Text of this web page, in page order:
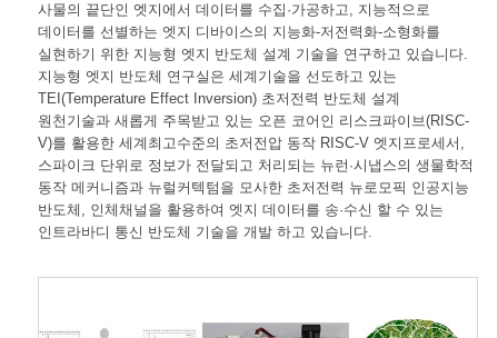
사물의 끝단인 엣지에서 데이터를 수집·가공하고, 지능적으로
데이터를 선별하는 엣지 디바이스의 지능화-저전력화-소형화를
실현하기 위한 지능형 엣지 반도체 설계 기술을 연구하고 있습니다.
지능형 엣지 반도체 연구실은 세계기술을 선도하고 있는
TEI(Temperature Effect Inversion) 초저전력 반도체 설계
원천기술과 새롭게 주목받고 있는 오픈 코어인 리스크파이브(RISC-
V)를 활용한 세계최고수준의 초저전압 동작 RISC-V 엣지프로세서,
스파이크 단위로 정보가 전달되고 처리되는 뉴런·시냅스의 생물학적
동작 메커니즘과 뉴럴커텍텀을 모사한 초저전력 뉴로모픽 인공지능
반도체, 인체채널을 활용하여 엣지 데이터를 송·수신 할 수 있는
인트라바디 통신 반도체 기술을 개발 하고 있습니다.